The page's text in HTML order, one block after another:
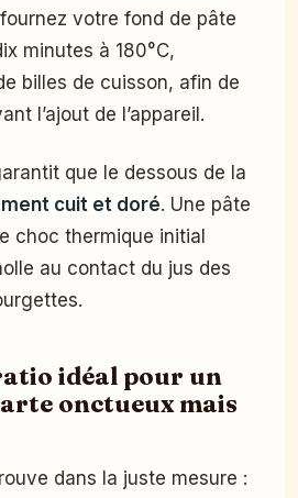
votre fond de pâte
minutes à 180°C,
billes de cuisson, afin de
l’ajout de l’appareil.
que le dessous de la
cuit et doré. Une pâte
choc thermique initial
au contact du jus des
idéal pour un
onctueux mais
dans la juste mesure :